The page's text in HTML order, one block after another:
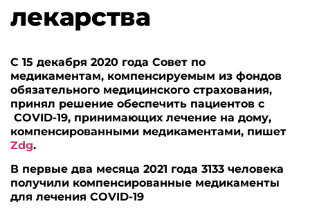
лекарства
С 15 декабря 2020 года Совет по
медикаментам, компенсируемым из фондов
обязательного медицинского страхования,
принял решение обеспечить пациентов с
COVID-19, принимающих лечение на дому,
компенсированными медикаментами, пишет
Zdg.
В первые два месяца 2021 года 3133 человека
получили компенсированные медикаменты
для лечения COVID-19